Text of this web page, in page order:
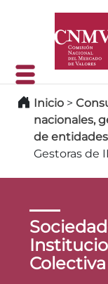
Inicio >
nacionales,
de entidades
Gestoras de
Colectiva